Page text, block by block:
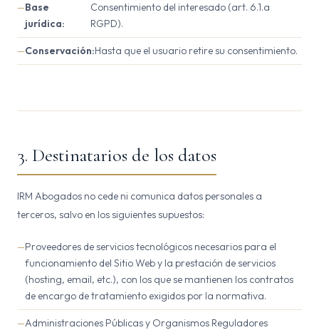
Base
jurídica:
Consentimiento del interesado (art. 6.1.a
RGPD).
Conservación:Hasta que el usuario retire su consentimiento.
3. Destinatarios de los datos
IRM Abogados no cede ni comunica datos personales a
terceros, salvo en los siguientes supuestos:
Proveedores de servicios tecnológicos necesarios para el
funcionamiento del Sitio Web y la prestación de servicios
(hosting, email, etc.), con los que se mantienen los contratos
de encargo de tratamiento exigidos por la normativa.
Administraciones Públicas y Organismos Reguladores